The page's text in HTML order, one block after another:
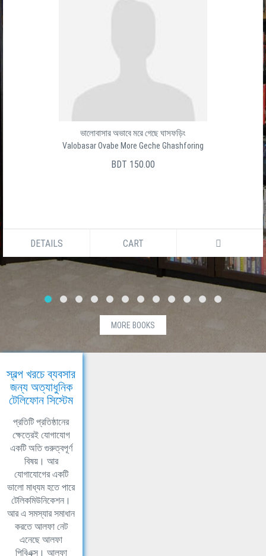
ভালোবাসার অভাবে মরে গেছে ঘাসফড়িং
Valobasar Ovabe More Geche Ghashforing
BDT 150.00
DETAILS CART
MORE BOOKS
স্বল্প খরচে ব্যবসার
জন্য অত্যাধুনিক
টেলিফোন সিস্টেম
প্রতিটি প্রতিষ্ঠানের
ক্ষেত্রেই যোগাযোগ
একটি অতি গুরুত্বপূর্ণ
বিষয়। আর
যোগাযোগের একটি
ভালো মাধ্যম হতে পারে
টেলিকমিউনিকেশন।
আর এ সমস্যার সমাধান
করতে আলফা নেট
এনেছে আলফা
পিবিএক্স। আলফা